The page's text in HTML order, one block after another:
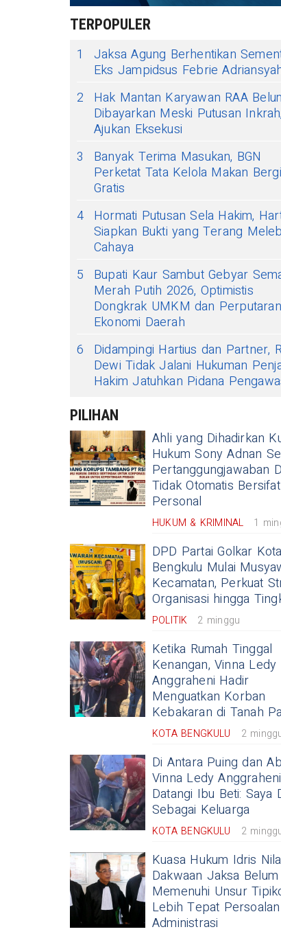
TERPOPULER
1
Jaksa Agung Berhentikan
Eks Jampidsus Febrie
2
Hak Mantan Karyawan RAA
Dibayarkan Meski Putusan
Ajukan Eksekusi
3
Banyak Terima Masukan, BGN
Perketat Tata Kelola Makan
Gratis
4 Hormati Putusan Sela Hakim,
Siapkan Bukti yang Terang
Cahaya
5
Bupati Kaur Sambut Gebyar
Merah Putih 2026, Optimistis
Dongkrak UMKM dan Perputaran
Ekonomi Daerah
6
Didampingi Hartius dan Partner,
Dewi Tidak Jalani Hukuman
Hakim Jatuhkan Pidana
PILIHAN
Ahli yang Dihadirkan
Hukum Sony Adnan
Pertanggungjawaban
Tidak Otomatis Bersifat
Personal
HUKUM & KRIMINAL 1
DPD Partai Golkar Kota
Bengkulu Mulai
Kecamatan, Perkuat
Organisasi hingga
POLITIK 2 minggu
Ketika Rumah Tinggal
Kenangan, Vinna Ledy
Anggraheni Hadir
Menguatkan Korban
Kebakaran di Tanah
KOTA BENGKULU 2
Di Antara Puing dan
Vinna Ledy Anggraheni
Datangi Ibu Beti: Saya
Sebagai Keluarga
KOTA BENGKULU 2
Kuasa Hukum Idris
Dakwaan Jaksa Belum
Memenuhi Unsur
Lebih Tepat Persoalan
Administrasi